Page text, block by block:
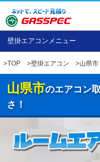
壁掛エアコンメニュー
>TOP >壁掛エアコン >山県市
山県市のエアコン
さ！